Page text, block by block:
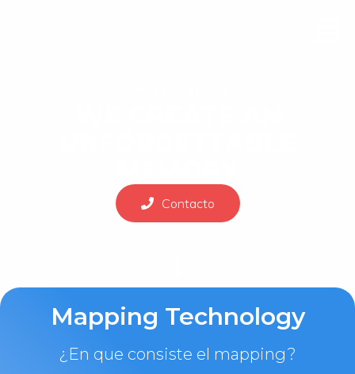
Contacto
Mapping Technology
¿En que consiste el mapping?